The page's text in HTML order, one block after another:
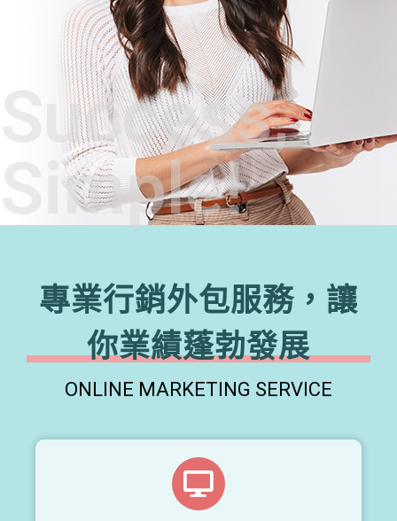
Success,
Simple!
專業行銷外包服務，讓
你業績蓬勃發展
ONLINE MARKETING SERVICE